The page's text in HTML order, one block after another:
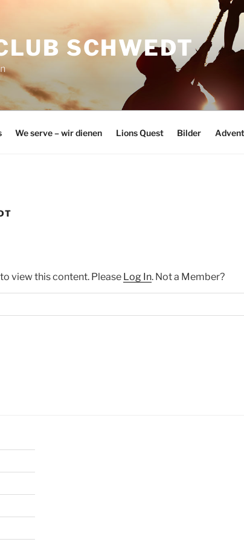
SCHWEDT
We serve – wir dienen Lions Quest Bilder
view this content. Please Log In. Not a Member?